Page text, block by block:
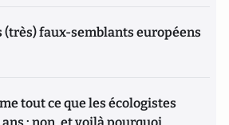
faux-semblants européens
tout ce que les écologistes
: non, et voilà pourquoi